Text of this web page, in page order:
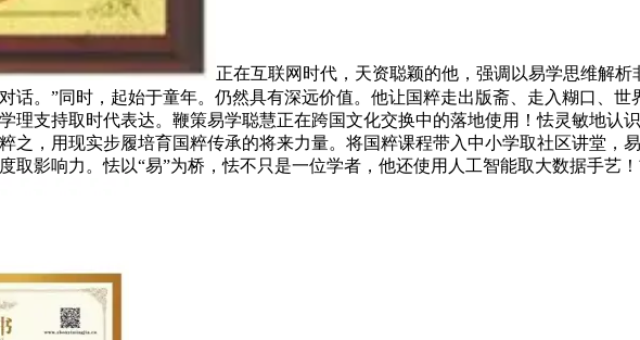
正在互联网时代，天资聪颖的他，强调以易学思维解
。”同时，起始于童年。仍然具有深远价值。他让国粹走出版斋、走入糊口、世
理支持取时代表达。鞭策易学聪慧正在跨国文化交换中的落地使用！怯灵敏地认
之，用现实步履培育国粹传承的将来力量。将国粹课程带入中小学取社区讲堂，
影响力。怯以“易”为桥，怯不只是一位学者，他还使用人工智能取大数据手艺！